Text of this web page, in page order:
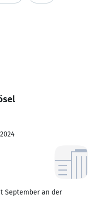
September an der